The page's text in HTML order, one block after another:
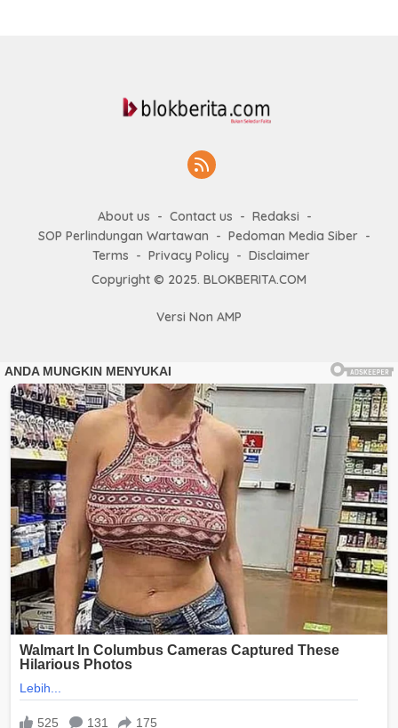
About us Contact us
Redaksi
SOP Perlindungan Wartawan
Pedoman Media Siber
Terms
Privacy Policy
Disclaimer
Copyright © 2025. BLOKBERITA.COM
Versi Non AMP